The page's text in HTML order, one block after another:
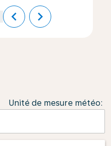
chevron_left chevron_right
Unité de mesure météo: